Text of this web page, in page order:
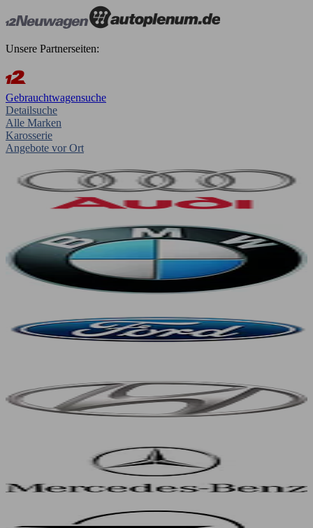
Unsere Partnerseiten:
Gebrauchtwagensuche
Detailsuche
Alle Marken
Karosserie
Angebote vor Ort